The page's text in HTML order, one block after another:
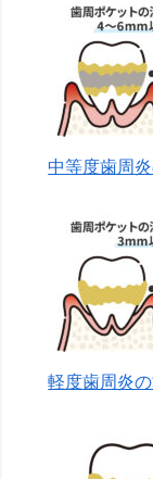
中等度歯周
軽度歯周炎